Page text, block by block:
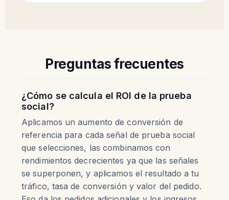
Preguntas frecuentes
¿Cómo se calcula el ROI de la prueba
social?
Aplicamos un aumento de conversión de
referencia para cada señal de prueba social
que selecciones, las combinamos con
rendimientos decrecientes ya que las señales
se superponen, y aplicamos el resultado a tu
tráfico, tasa de conversión y valor del pedido.